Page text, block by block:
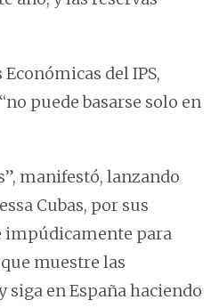
del IPS,
puede basarse solo en
manifestó, lanzando
Cubas, por sus
impúdicamente para
muestre las
siga en España haciendo